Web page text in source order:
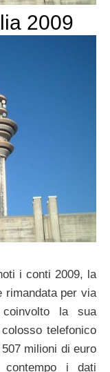
2009
i conti 2009, la
rimandata per via
la sua
telefonico
milioni di euro
i dati